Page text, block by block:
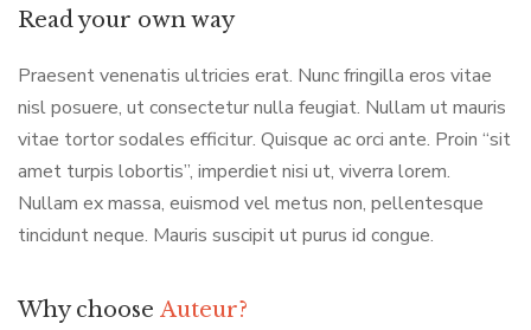
Read your own way
Praesent venenatis ultricies erat. Nunc fringilla eros vitae
nisl posuere, ut consectetur nulla feugiat. Nullam ut mauris
vitae tortor sodales efficitur. Quisque ac orci ante. Proin “sit
amet turpis lobortis”, imperdiet nisi ut, viverra lorem.
Nullam ex massa, euismod vel metus non, pellentesque
tincidunt neque. Mauris suscipit ut purus id congue.
Why choose Auteur?